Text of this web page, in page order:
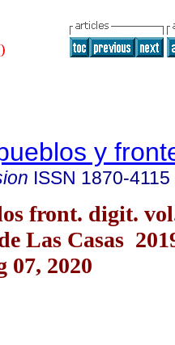
y
ISSN 1870-4115
front. digit.
Las Casas
07, 2020